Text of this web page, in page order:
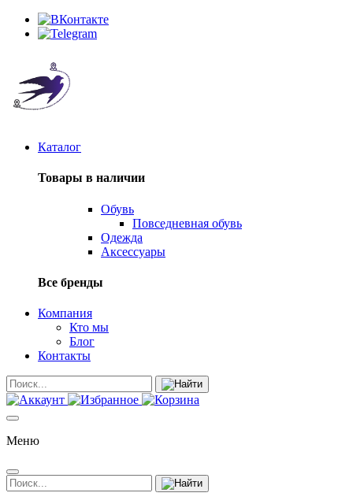
Каталог
Товары в наличии
Обувь
Повседневная обувь
Одежда
Аксессуары
Все бренды
Компания
Кто мы
Блог
Контакты
Меню